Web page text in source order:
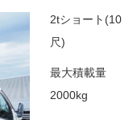
2tショート(10
尺)
最大積載量
2000kg